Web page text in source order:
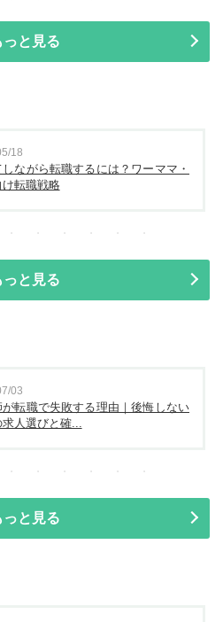
っと見る
09
入職を目指す方へ｜看護師・介護
士が今から...
っと見る
14
る点があって応募に迷う…。応募前
へ問い合わせ...
っと見る